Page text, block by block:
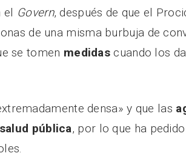
el Govern, después de que el
de una misma burbuja de
se tomen medidas cuando los
densa» y que las
salud pública, por lo que ha